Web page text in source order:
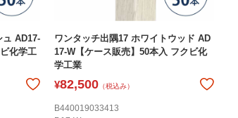
ュ AD17-
化学工
ワンタッチ出隅17 ホワイトウッド AD
17-W【ケース販売】50本入 フクビ化
学工業
¥82,500 （税込み）
B440019033413